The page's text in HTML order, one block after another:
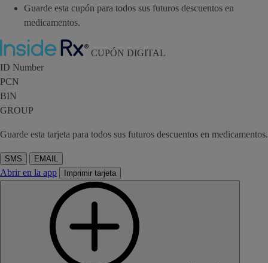
Guarde esta cupón para todos sus futuros descuentos en
medicamentos.
Inside Rx
CUPÓN DIGITAL
ID Number
PCN
BIN
GROUP
Guarde esta tarjeta para todos sus futuros descuentos en medicamentos.
SMS EMAIL
Abrir en la app Imprimir tarjeta